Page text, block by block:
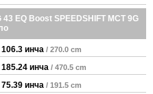
EQ Boost SPEEDSHIFT MCT 9G
106.3 инча / 270.0 cm
185.24 инча / 470.5 cm
75.39 инча / 191.5 cm